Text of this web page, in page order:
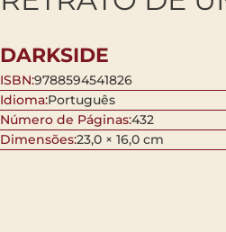
DARKSIDE
ISBN:9788594541826
Idioma:Português
Número de Páginas:432
Dimensões:23,0 × 16,0 cm